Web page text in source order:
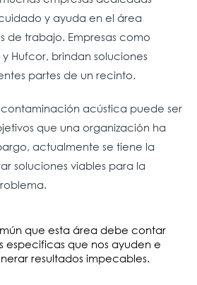
y ayuda en el área
de trabajo. Empresas como
y Hufcor, brindan soluciones
partes de un recinto.
acústica puede ser
que una organización ha
actualmente se tiene la
soluciones viables para la
que esta área debe contar
especificas que nos ayuden e
resultados impecables.